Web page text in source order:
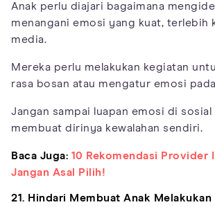
Anak perlu diajari bagaimana
menangani emosi yang kuat, terlebih
media.
Mereka perlu melakukan kegiatan
rasa bosan atau mengatur emosi
Jangan sampai luapan emosi di sosial
membuat dirinya kewalahan sendiri.
Baca Juga: 10 Rekomendasi Provider
Jangan Asal Pilih!
21. Hindari Membuat Anak